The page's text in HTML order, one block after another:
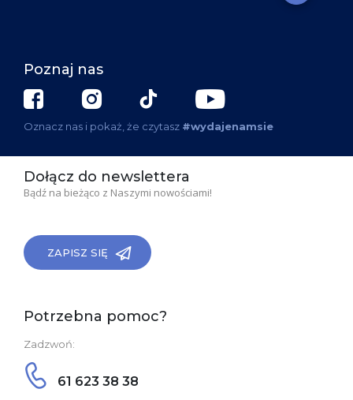
Poznaj nas
Oznacz nas i pokaż, że czytasz #wydajenamsie
Dołącz do newslettera
Bądź na bieżąco z Naszymi nowościami!
ZAPISZ SIĘ
Potrzebna pomoc?
Zadzwoń:
61 623 38 38